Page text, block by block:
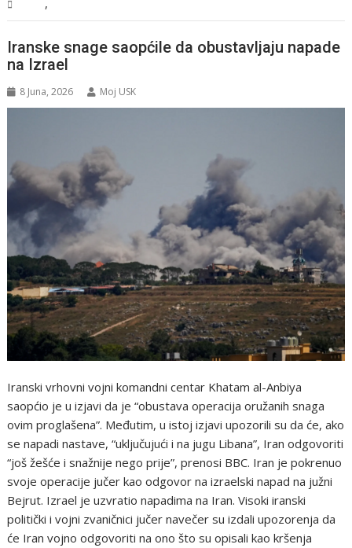
Iranske snage saopćile da obustavljaju napade
na Izrael
8 Juna, 2026 Moj USK
Iranski vrhovni vojni komandni centar Khatam al-Anbiya
saopćio je u izjavi da je “obustava operacija oružanih snaga
ovim proglašena”. Međutim, u istoj izjavi upozorili su da će, ako
se napadi nastave, “uključujući i na jugu Libana”, Iran odgovoriti
“još žešće i snažnije nego prije”, prenosi BBC. Iran je pokrenuo
svoje operacije jučer kao odgovor na izraelski napad na južni
Bejrut. Izrael je uzvratio napadima na Iran. Visoki iranski
politički i vojni zvaničnici jučer navečer su izdali upozorenja da
će Iran vojno odgovoriti na ono što su opisali kao kršenja